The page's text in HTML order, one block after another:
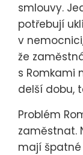
smlouvy.
potřebují
v
že
s Romkami
delší dobu,
Problém
zaměstnat.
mají špatné